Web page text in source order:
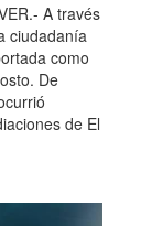
A través
ciudadanía
como
De
de El